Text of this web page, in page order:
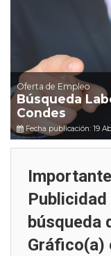
Oferta de Empleo
Búsqueda
Condes
Fecha publicación: 19
búsqueda
Gráfico(a)